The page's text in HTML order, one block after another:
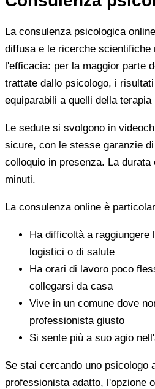
La consulenza psicologica
diffusa e le ricerche scientifiche
l'efficacia: per la maggior parte
trattate dallo psicologo, i
equiparabili a quelli della terapia
Le sedute si svolgono in
sicure, con le stesse garanzie
colloquio in presenza. La
minuti.
La consulenza online è
Ha difficoltà a raggiungere
logistici o di salute
Ha orari di lavoro poco
collegarsi da casa
Vive in un comune dove
professionista giusto
Si sente più a suo agio
Se stai cercando uno psicologo
professionista adatto, l'opzione